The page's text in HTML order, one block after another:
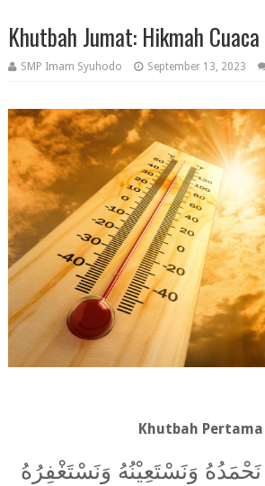
Khutbah Jumat: Hikmah Cuaca
SMP Imam Syuhodo September 13, 2023
Khutbah Pertama
نَحْمَدُهُ وَنَسْتَعِيْنُهُ وَنَسْتَغْفِرُهُ